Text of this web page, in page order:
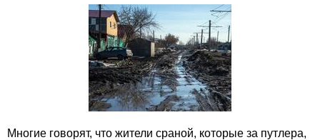
Многие говорят, что жители сраной, которые за путлера,